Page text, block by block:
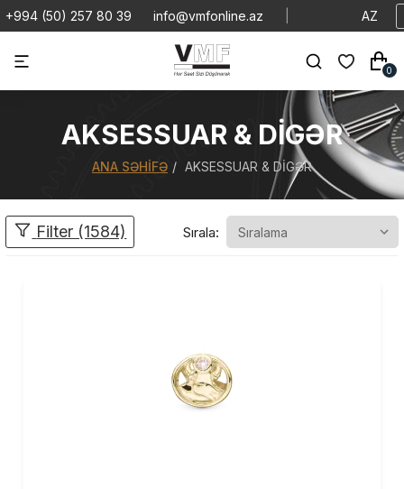
+994 (50) 257 80 39 info@vmfonline.az AZ
0
AKSESSUAR & DIGƏR
ANA SƏHIFƏ AKSESSUAR & DIGƏR
Filter (1584) Sırala: